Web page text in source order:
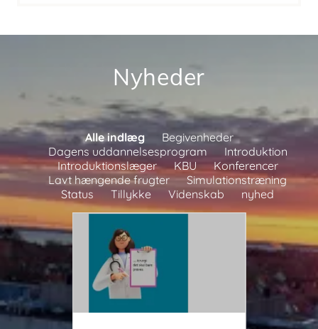
Nyheder
Alle indlæg
Begivenheder
Dagens uddannelsesprogram
Introduktion
Introduktionslæger
KBU
Konferencer
Lavt hængende frugter
Simulationstræning
Status
Tillykke Videnskab nyhed